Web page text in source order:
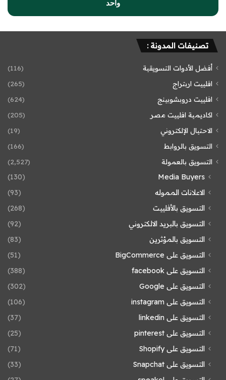
واحد
تصنيفات المدونة :
أفضل الأدوات التسويقية
(116)
افلييت اربتراج
(265)
افلييت دروبشوبينج
(624)
اكاديمية افلييت مصر
(205)
الاحتيال الإلكتروني
(19)
التسويق بالروابط
(166)
التسويق بالعمولة
(2٬527)
Media Buyers
(130)
الاعلانات المموله
(93)
التسويق بالأفلييت
(268)
التسويق بالبريد الالكتروني
(92)
التسويق بالمؤثرين
(83)
التسويق على BigCommerce
(51)
التسويق على facebook
(388)
التسويق على Google
(302)
التسويق على instagram
(106)
التسويق على linkedin
(37)
التسويق على pinterest
(25)
التسويق على Shopify
(71)
التسويق على Snapchat
(33)